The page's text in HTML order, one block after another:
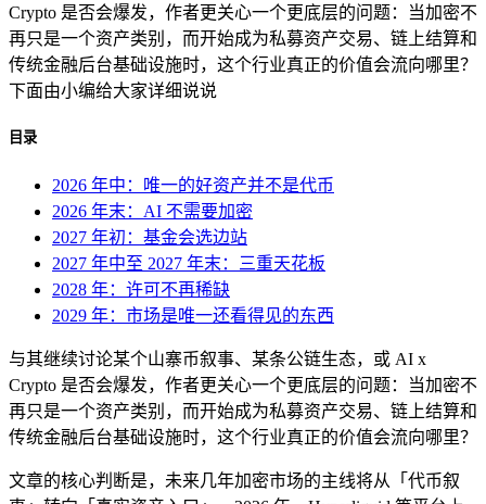
Crypto 是否会爆发，作者更关心一个更底层的问题：当加密不
再只是一个资产类别，而开始成为私募资产交易、链上结算和
传统金融后台基础设施时，这个行业真正的价值会流向哪里？
下面由小编给大家详细说说
目录
2026 年中：唯一的好资产并不是代币
2026 年末：AI 不需要加密
2027 年初：基金会选边站
2027 年中至 2027 年末：三重天花板
2028 年：许可不再稀缺
2029 年：市场是唯一还看得见的东西
与其继续讨论某个山寨币叙事、某条公链生态，或 AI x
Crypto 是否会爆发，作者更关心一个更底层的问题：当加密不
再只是一个资产类别，而开始成为私募资产交易、链上结算和
传统金融后台基础设施时，这个行业真正的价值会流向哪里？
文章的核心判断是，未来几年加密市场的主线将从「代币叙